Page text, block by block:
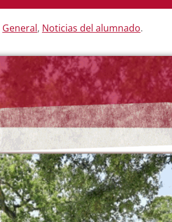
General, Noticias del alumnado.